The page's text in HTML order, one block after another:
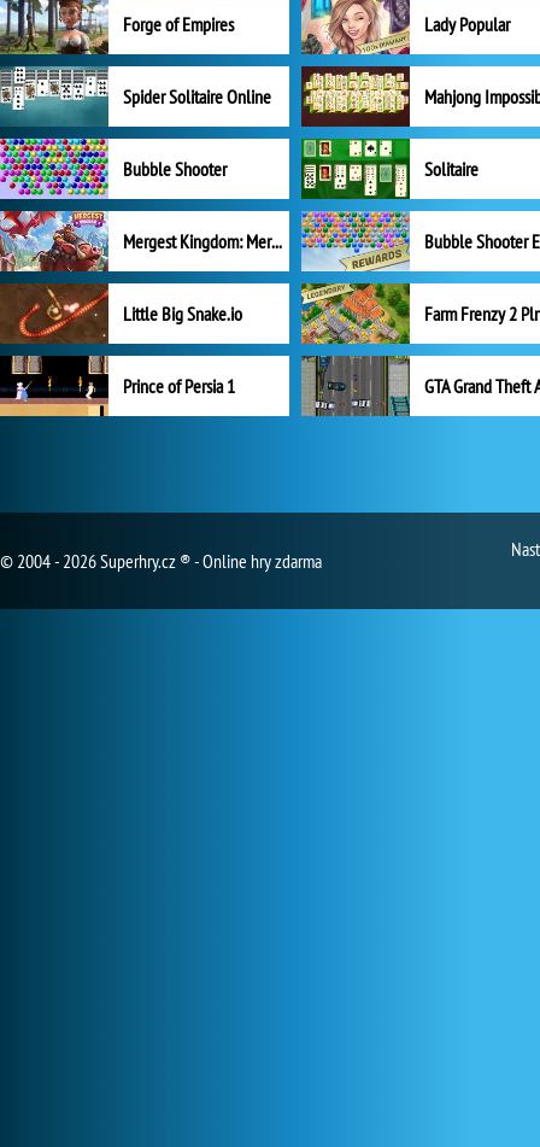
Forge of Empires Lady Popular
Spider Solitaire Online Mahjong
Bubble Shooter Solitaire
Mergest Kingdom: Merge Puzzle
Little Big Snake.io
Prince of Persia 1 GTA Grand Theft
© 2004 - 2026 Superhry.cz ® - Online hry zdarma